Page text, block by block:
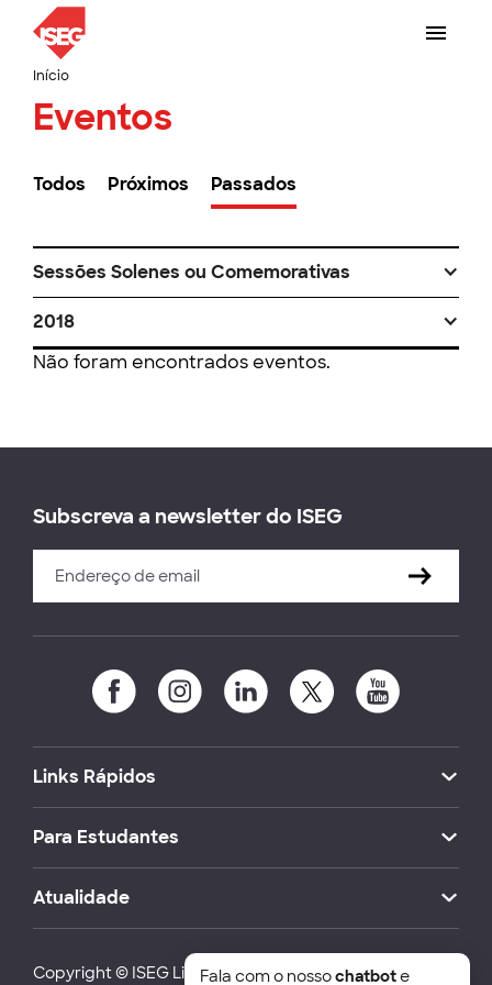
Início
Eventos
Todos Próximos Passados
Sessões Solenes ou Comemorativas
2018
Não foram encontrados eventos.
Subscreva a newsletter do ISEG
Links Rápidos
Para Estudantes
Atualidade
Copyright © ISEG Lisbon School of Economics and
Fala com o nossochatbote